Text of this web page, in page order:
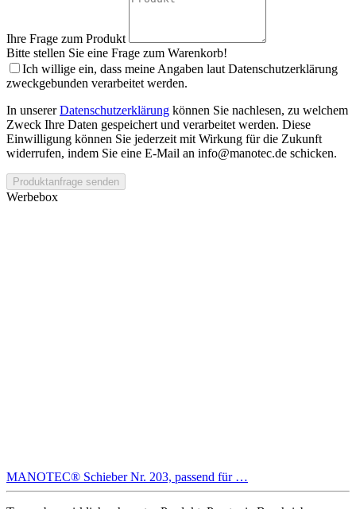
Ihre Frage zum Produkt
Bitte stellen Sie eine Frage zum Warenkorb!
Ich willige ein, dass meine Angaben laut Datenschutzerklärung
zweckgebunden verarbeitet werden.
In unsererDatenschutzerklärung können Sie nachlesen, zu welchem
Zweck Ihre Daten gespeichert und verarbeitet werden. Diese
Einwilligung können Sie jederzeit mit Wirkung für die Zukunft
widerrufen, indem Sie eine E-Mail an info@manotec.de schicken.
Produktanfrage senden
Werbebox
MANOTEC® Schieber Nr. 203, passend für …